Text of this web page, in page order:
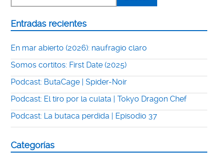
Entradas recientes
En mar abierto (2026): naufragio claro
Somos cortitos: First Date (2025)
Podcast: ButaCage | Spider-Noir
Podcast: El tiro por la culata | Tokyo Dragon Chef
Podcast: La butaca perdida | Episodio 37
Categorías